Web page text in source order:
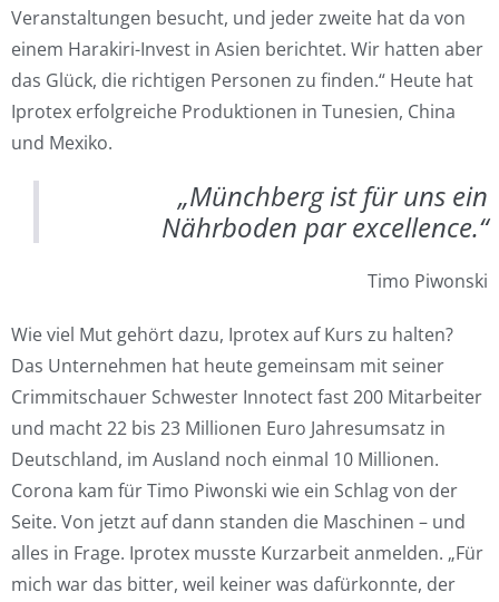
Veranstaltungen besucht, und jeder zweite hat da von
einem Harakiri-Invest in Asien berichtet. Wir hatten aber
das Glück, die richtigen Personen zu finden.“ Heute hat
Iprotex erfolgreiche Produktionen in Tunesien, China
und Mexiko.
„Münchberg ist für uns ein
Nährboden par excellence.“
Timo Piwonski
Wie viel Mut gehört dazu, Iprotex auf Kurs zu halten?
Das Unternehmen hat heute gemeinsam mit seiner
Crimmitschauer Schwester Innotect fast 200 Mitarbeiter
und macht 22 bis 23 Millionen Euro Jahresumsatz in
Deutschland, im Ausland noch einmal 10 Millionen.
Corona kam für Timo Piwonski wie ein Schlag von der
Seite. Von jetzt auf dann standen die Maschinen – und
alles in Frage. Iprotex musste Kurzarbeit anmelden. „Für
mich war das bitter, weil keiner was dafürkonnte, der